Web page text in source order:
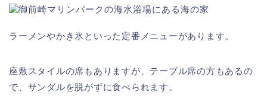
ラーメンやかき氷といった定番メニューがあります。
座敷スタイルの席もありますが、テーブル席の方もあるの
で、サンダルを脱がずに食べられます。